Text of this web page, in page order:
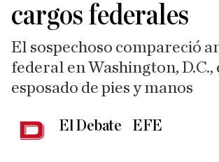
cargos federales
El sospechoso compareció
federal en Washington, D.C.,
esposado de pies y manos
El Debate EFE